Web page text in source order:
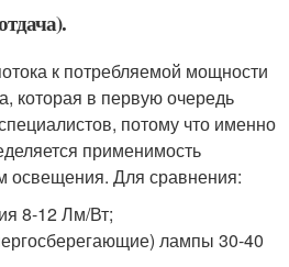
к потребляемой мощности
которая в первую очередь
потому что именно
применимость
освещения. Для сравнения:
8-12 Лм/Вт;
лампы 30-40